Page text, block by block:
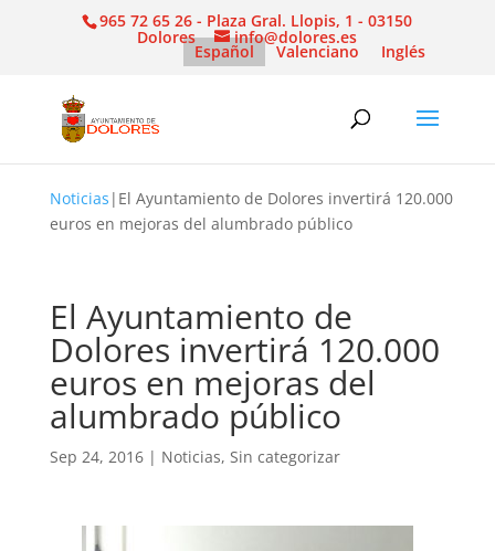
965 72 65 26 - Plaza Gral. Llopis, 1 - 03150
Dolores info@dolores.es
Español Valenciano Inglés
Noticias | El Ayuntamiento de Dolores invertirá 120.000
euros en mejoras del alumbrado público
El Ayuntamiento de
Dolores invertirá 120.000
euros en mejoras del
alumbrado público
Sep 24, 2016| Noticias, Sin categorizar